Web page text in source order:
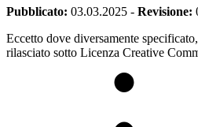
Pubblicato: 03.03.2025 - Revisione:
Eccetto dove diversamente
rilasciato sotto Licenza Creative